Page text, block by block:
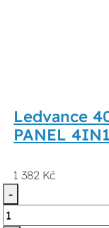
Ledvance
PANEL
1 382 Kč
-